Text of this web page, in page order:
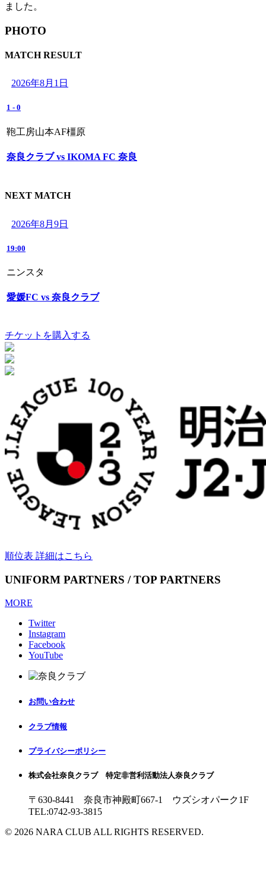
ました。
PHOTO
MATCH RESULT
2026年8月1日
1 - 0
鞄工房山本AF橿原
奈良クラブ vs IKOMA FC 奈良
NEXT MATCH
2026年8月9日
19:00
ニンスタ
愛媛FC vs 奈良クラブ
チケットを購入する
順位表 詳細はこちら
UNIFORM PARTNERS / TOP PARTNERS
MORE
Twitter
Instagram
Facebook
YouTube
お問い合わせ
クラブ情報
プライバシーポリシー
株式会社奈良クラブ 特定非営利活動法人奈良クラブ
〒630-8441 奈良市神殿町667-1
ウズシオパーク1F
TEL:0742-93-3815
© 2026 NARA CLUB ALL RIGHTS RESERVED.